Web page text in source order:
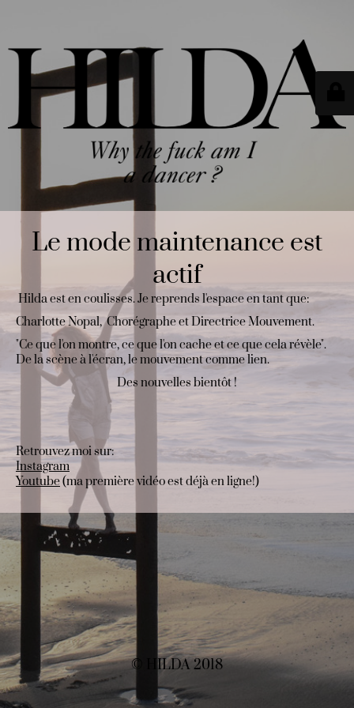
Le mode maintenance est
actif
Hilda est en coulisses. Je reprends l'espace en tant que:
Charlotte Nopal, Chorégraphe et Directrice Mouvement.
"Ce que l'on montre, ce que l'on cache et ce que cela révèle".
De la scène à l'écran, le mouvement comme lien.
Des nouvelles bientôt !
Retrouvez moi sur:
Instagram
Youtube(ma première vidéo est déjà en ligne!)
© HILDA 2018